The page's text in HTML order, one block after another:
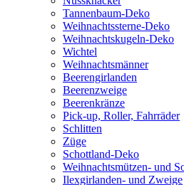
Tannenbaum-Deko
Weihnachtssterne-Deko
Weihnachtskugeln-Deko
Wichtel
Weihnachtsmänner
Beerengirlanden
Beerenzweige
Beerenkränze
Pick-up, Roller, Fahrräder
Schlitten
Züge
Schottland-Deko
Weihnachtsmützen- und
Ilexgirlanden- und Zweige